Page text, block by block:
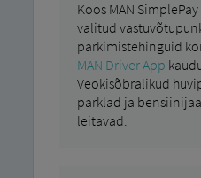
Koos MAN
valitud
parkimistehinguid
MAN Driver App
Veokisõbralikud
parklad ja
leitavad.